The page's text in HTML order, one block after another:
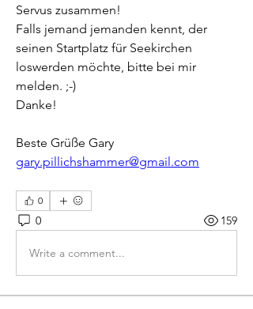
Servus zusammen!
Falls jemand jemanden kennt, der
seinen Startplatz für Seekirchen
loswerden möchte, bitte bei mir
melden. ;-)
Danke!
Beste Grüße Gary
gary.pillichshammer@gmail.com
0
0 159
Write a comment...